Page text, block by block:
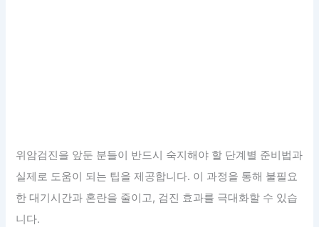
위암검진을 앞둔 분들이 반드시 숙지해야 할 단계별 준비법과
실제로 도움이 되는 팁을 제공합니다. 이 과정을 통해 불필요
한 대기시간과 혼란을 줄이고, 검진 효과를 극대화할 수 있습
니다.